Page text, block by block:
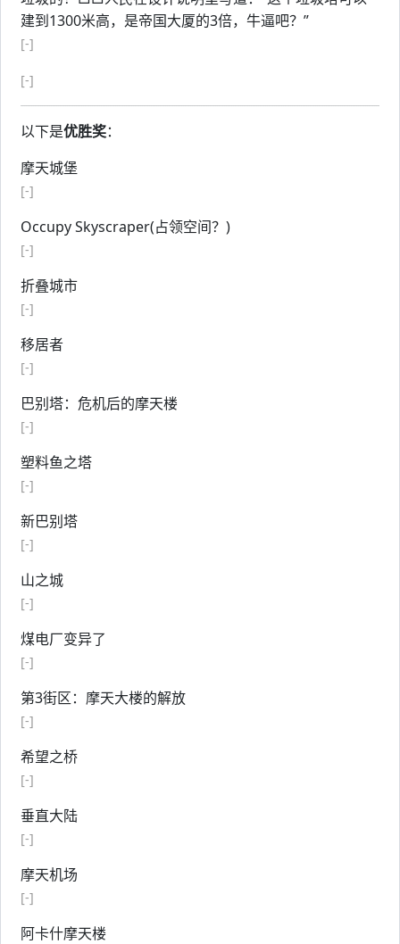
建到1300米高，是帝国大厦的3倍，牛逼吧？”
[-]
[-]
以下是优胜奖：
摩天城堡
[-]
Occupy Skyscraper(占领空间？)
[-]
折叠城市
[-]
移居者
[-]
巴别塔：危机后的摩天楼
[-]
塑料鱼之塔
[-]
新巴别塔
[-]
山之城
[-]
煤电厂变异了
[-]
第3街区：摩天大楼的解放
[-]
希望之桥
[-]
垂直大陆
[-]
摩天机场
[-]
阿卡什摩天楼